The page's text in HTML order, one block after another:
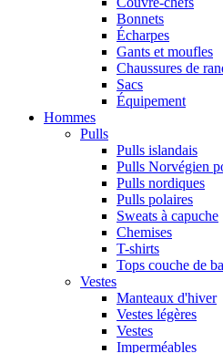
Bonnets
Écharpes
Gants et moufles
Chaussures de
Sacs
Équipement
Hommes
Pulls
Pulls islandais
Pulls Norvégien
Pulls nordiques
Pulls polaires
Sweats à capuche
Chemises
T-shirts
Tops couche de
Vestes
Manteaux d'hiver
Vestes légères
Vestes
Imperméables